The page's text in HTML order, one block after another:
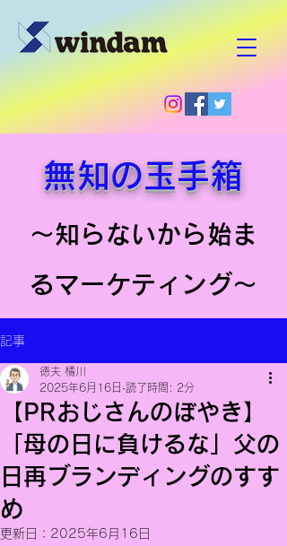
無知の玉手箱
～知らないから始ま
るマーケティング～
記事
【PRおじさんのぼやき】
「母の日に負けるな」父の
日再ブランディングのすす
め
徳夫 橘川
2025年6月16日 読了時間: 2分
更新日： 2025年6月16日